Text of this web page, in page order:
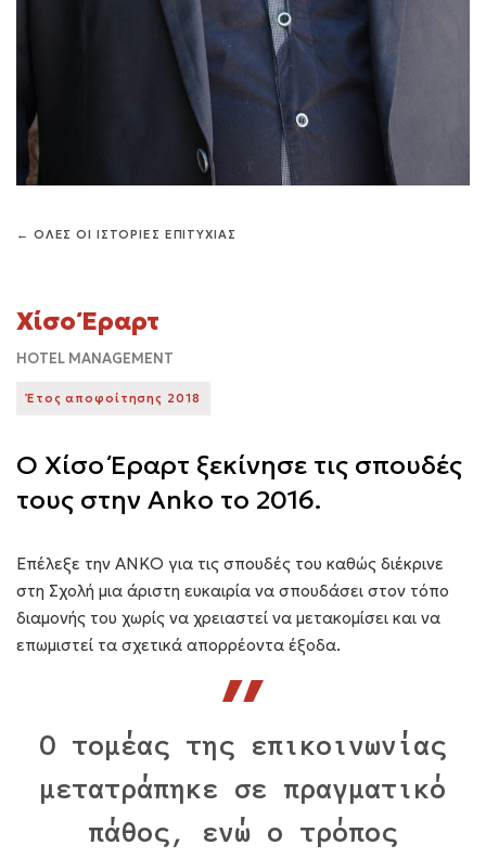
← ΟΛΕΣ ΟΙ ΙΣΤΟΡΙΕΣ ΕΠΙΤΥΧΙΑΣ
Χίσο Έραρτ
HOTEL MANAGEMENT
Έτος αποφοίτησης 2018
Ο Χίσο Έραρτ ξεκίνησε τις σπουδές
τους στην Anko το 2016.
Επέλεξε την ΑΝΚΟ για τις σπουδές του καθώς διέκρινε
στη Σχολή μια άριστη ευκαιρία να σπουδάσει στον τόπο
διαμονής του χωρίς να χρειαστεί να μετακομίσει και να
επωμιστεί τα σχετικά απορρέοντα έξοδα.
Ο τομέας της επικοινωνίας
μετατράπηκε σε πραγματικό
πάθος, ενώ ο τρόπος